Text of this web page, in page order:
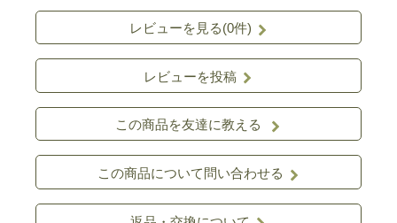
レビューを見る(0件)
レビューを投稿
この商品を友達に教える
この商品について問い合わせる